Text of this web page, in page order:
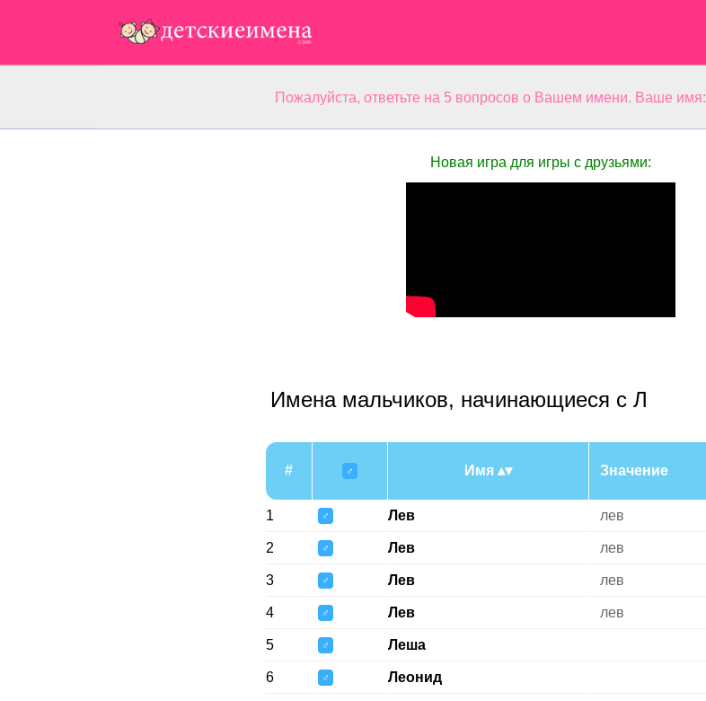
Пожалуйста, ответьте на 5 вопросов о Вашем имени. Ваше имя:
Новая игра для игры с друзьями:
Имена мальчиков, начинающиеся с Л
# ♂ Имя Значение
1 ♂ Лев лев
2 ♂ Лев лев
3 ♂ Лев лев
4 ♂ Лев лев
5 ♂ Леша
6 ♂ Леонид